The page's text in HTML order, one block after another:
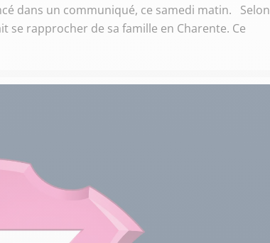
dans un communiqué, ce samedi matin. Selon
rapprocher de sa famille en Charente. Ce